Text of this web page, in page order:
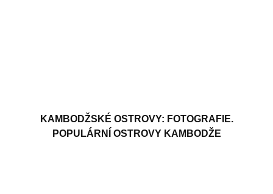
KAMBODŽSKÉ OSTROVY: FOTOGRAFIE.
POPULÁRNÍ OSTROVY KAMBODŽE